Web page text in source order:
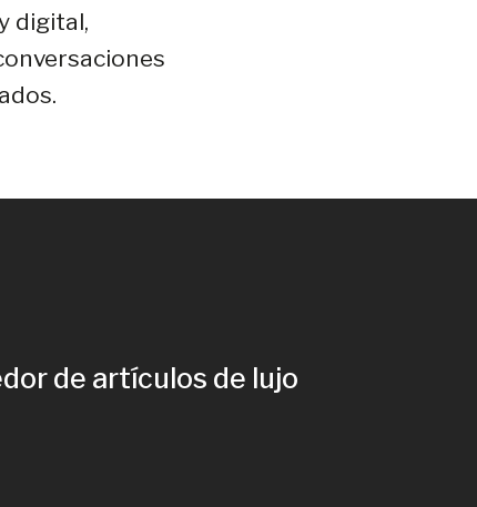
digital,
de artículos de lujo